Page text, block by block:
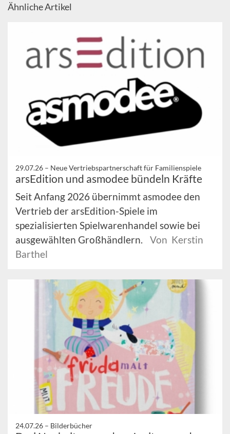
Ähnliche Artikel
29.07.26 – Neue Vertriebspartnerschaft für Familienspiele
arsEdition und asmodee bündeln Kräfte
Seit Anfang 2026 übernimmt asmodee den
Vertrieb der arsEdition-Spiele im
spezialisierten Spielwarenhandel sowie bei
ausgewählten Großhändlern.
Von Kerstin
Barthel
24.07.26 – Bilderbücher